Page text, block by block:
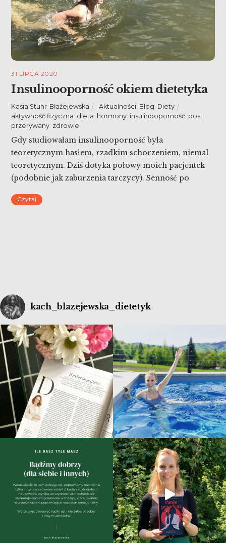
31 LIPCA 2020
Insulinooporność okiem dietetyka
Kasia Stuhr-Błażejewska Aktualności Blog Diety
aktywność fizyczna dieta hormony insulinooporność post
przerywany zdrowie
Gdy studiowałam insulinooporność była
teoretycznym hasłem, rzadkim schorzeniem, niemal
teoretycznym. Dziś dotyka połowy moich pacjentek
(podobnie jak zaburzenia tarczycy). Senność po
Zaburzenia hormonalne, wypryski, skłonność do
Czytaj
kach_blazejewska_dietetyk